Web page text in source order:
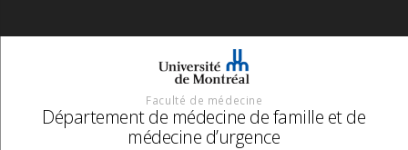
Faculté de médecine
Département de médecine de famille et de
médecine d’urgence